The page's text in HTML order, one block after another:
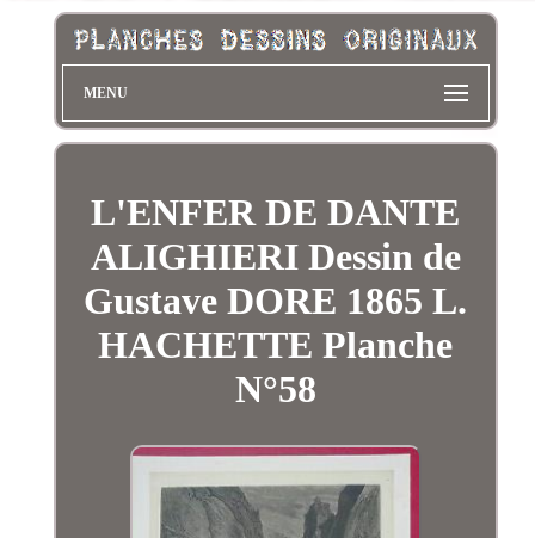
MENU
L'ENFER DE DANTE
ALIGHIERI Dessin de
Gustave DORE 1865 L.
HACHETTE Planche
N°58